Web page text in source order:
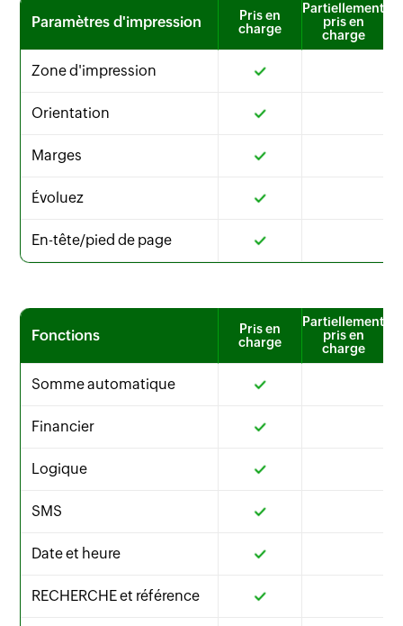
Paramètres d'impression
Pris en
charge
Partiellement
pris en
charge
Zone d'impression
Orientation
Marges
Évoluez
En-tête/pied de page
Fonctions
Pris en
charge
Partiellement
pris en
charge
Somme automatique
Financier
Logique
SMS
Date et heure
RECHERCHE et référence